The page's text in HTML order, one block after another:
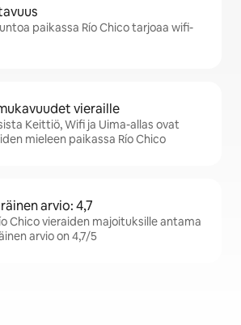
paikassa Río Chico tarjoaa wifi-
vieraille
Keittiö, Wifi ja Uima-allas ovat
mieleen paikassa Río Chico
arvio: 4,7
Chico vieraiden majoituksille antama
arvio on 4,7/5